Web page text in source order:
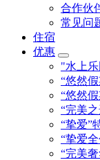
合作伙
常见问
住宿
优惠
"水上
“悠然
“悠然
“完美
“挚爱”
“挚爱
“完美